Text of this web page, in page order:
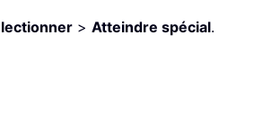
> Atteindre spécial.